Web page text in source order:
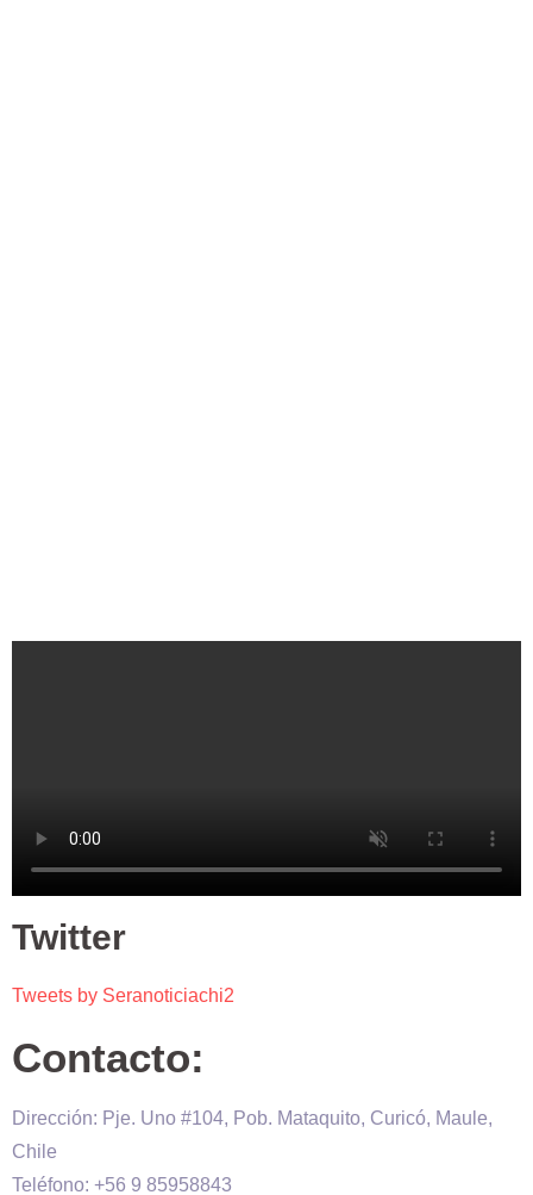
Twitter
Tweets by Seranoticiachi2
Contacto:
Dirección: Pje. Uno #104, Pob. Mataquito, Curicó, Maule,
Chile
Teléfono: +56 9 85958843